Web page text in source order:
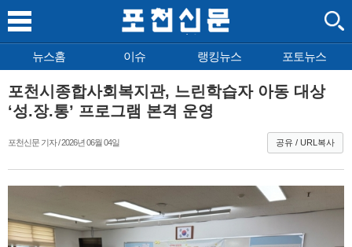
뉴스홈 이슈 랭킹뉴스 포토뉴스
포천시종합사회복지관, 느린학습자 아동 대상
‘성.장.통’ 프로그램 본격 운영
포천신문 기자 / 2026년 06월 04일 공유 / URL복사